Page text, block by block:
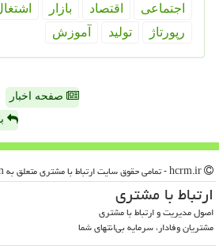
اجتماعی اقتصاد بازار
رپورتاژ
تولید آموزش
صفحه اخبار
ارتباط با مشتری
اصول مدیریت و ارتباط با مشتری
مشتریان وفادار، سرمایه بی‌انتهای شما